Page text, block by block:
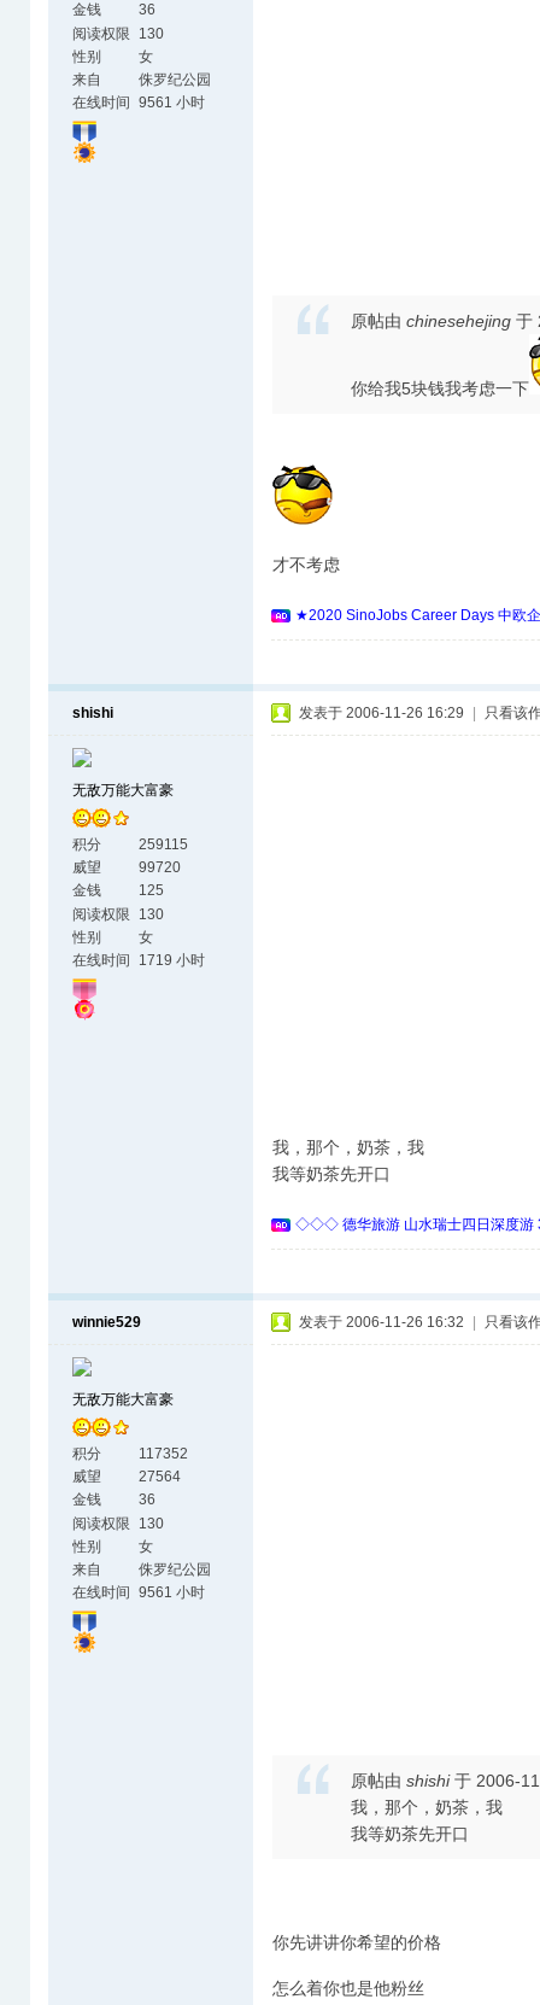
金钱
36
阅读权限
130
性别
女
来自
侏罗纪公园
在线时间
9561 小时
原帖由 chinesehejing 于
你给我5块钱我考虑一下
才不考虑
★2020 SinoJobs Career Days 中欧
shishi
无敌万能大富豪
积分
259115
威望
99720
金钱
125
阅读权限
130
性别
女
在线时间
1719 小时
发表于 2006-11-26 16:29 只看该
我，那个，奶茶，我
我等奶茶先开口
◇◇◇ 德华旅游 山水瑞士四日深度
winnie529
无敌万能大富豪
积分
117352
威望
27564
金钱
36
阅读权限
130
性别
女
来自
侏罗纪公园
在线时间
9561 小时
发表于 2006-11-26 16:32 只看该
原帖由 shishi于 2006-
我，那个，奶茶，我
我等奶茶先开口
你先讲讲你希望的价格
怎么着你也是他粉丝